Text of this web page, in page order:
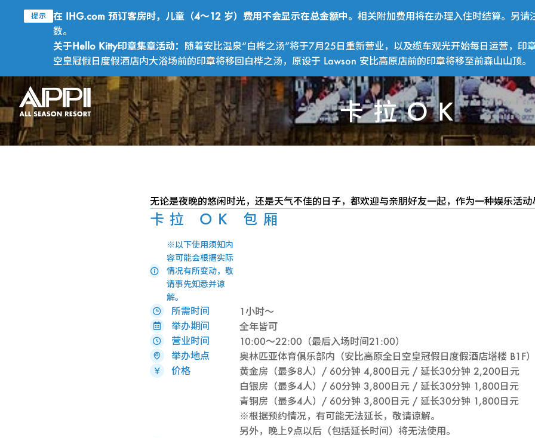
提示 在 IHG.com 预订客房时，儿童（4～12 岁）费用不会显示在总金额中。相关附加费用将在办理入住时结算。另
数。
关于Hello Kitty印章集章活动： 随着安比温泉“白桦之汤”将于7月25日重新营业，以及缆车观光开始每日运营，
空皇冠假日度假酒店内大浴场前的印章将移回白桦之汤，原设于 Lawson 安比高原店前的印章将移至前森山山顶。
卡拉OK
卡
无论是夜晚的悠闲时光，还是天气不佳的日子，都欢迎与亲朋好友一起，作为一种娱乐活动
卡拉 OK 包厢
※以下使用须知内
容可能会根据实际
情况有所变动，敬
请事先知悉并谅
解。
所需时间
1小时～
举办期间
全年皆可
营业时间
10:00～22:00（最后入场时间21:00）
举办地点
奥林匹亚体育俱乐部内（安比高原全日空皇冠假日度假酒店塔楼 B1F）
价格
黄金房（最多8人）/ 60分钟 4,800日元 / 延长30分钟 2,200日元
白银房（最多4人）/ 60分钟 3,800日元 / 延长30分钟 1,800日元
青铜房（最多4人）/ 60分钟 3,800日元 / 延长30分钟 1,800日元
※根据预约情况，有可能无法延长，敬请谅解。
另外，晚上9点以后（包括延长时间）将无法使用。